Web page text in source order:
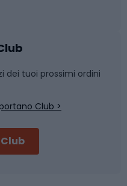
dei tuoi prossimi ordini
Club >